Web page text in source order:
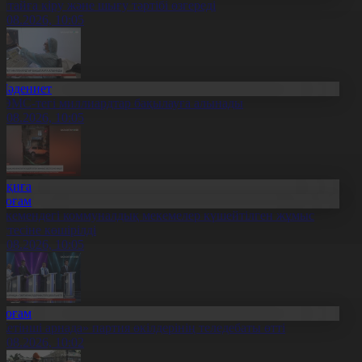
кіру және шығу тәртібі өзгереді
10:05
тегі миллиардтар бақылауға алынады
10:05
коммуналдық мекемелер күшейтілген жұмыс
көшірілді
10:05
арнада» партия өкілдерінің теледебаты өтті
10:02